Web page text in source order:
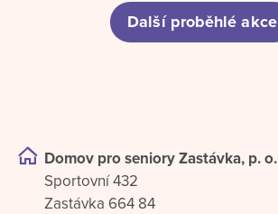
Další proběhlé akce
Domov pro seniory Zastávka, p. o.
Sportovní 432
Zastávka 664 84